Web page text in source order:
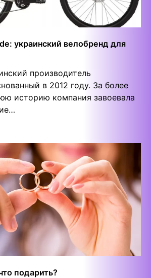
украинский велобренд для
производитель
в 2012 году. За более
историю компания завоевала
подарить?